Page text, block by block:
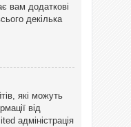
вам додаткові
декілька
які можуть
від
адміністрація